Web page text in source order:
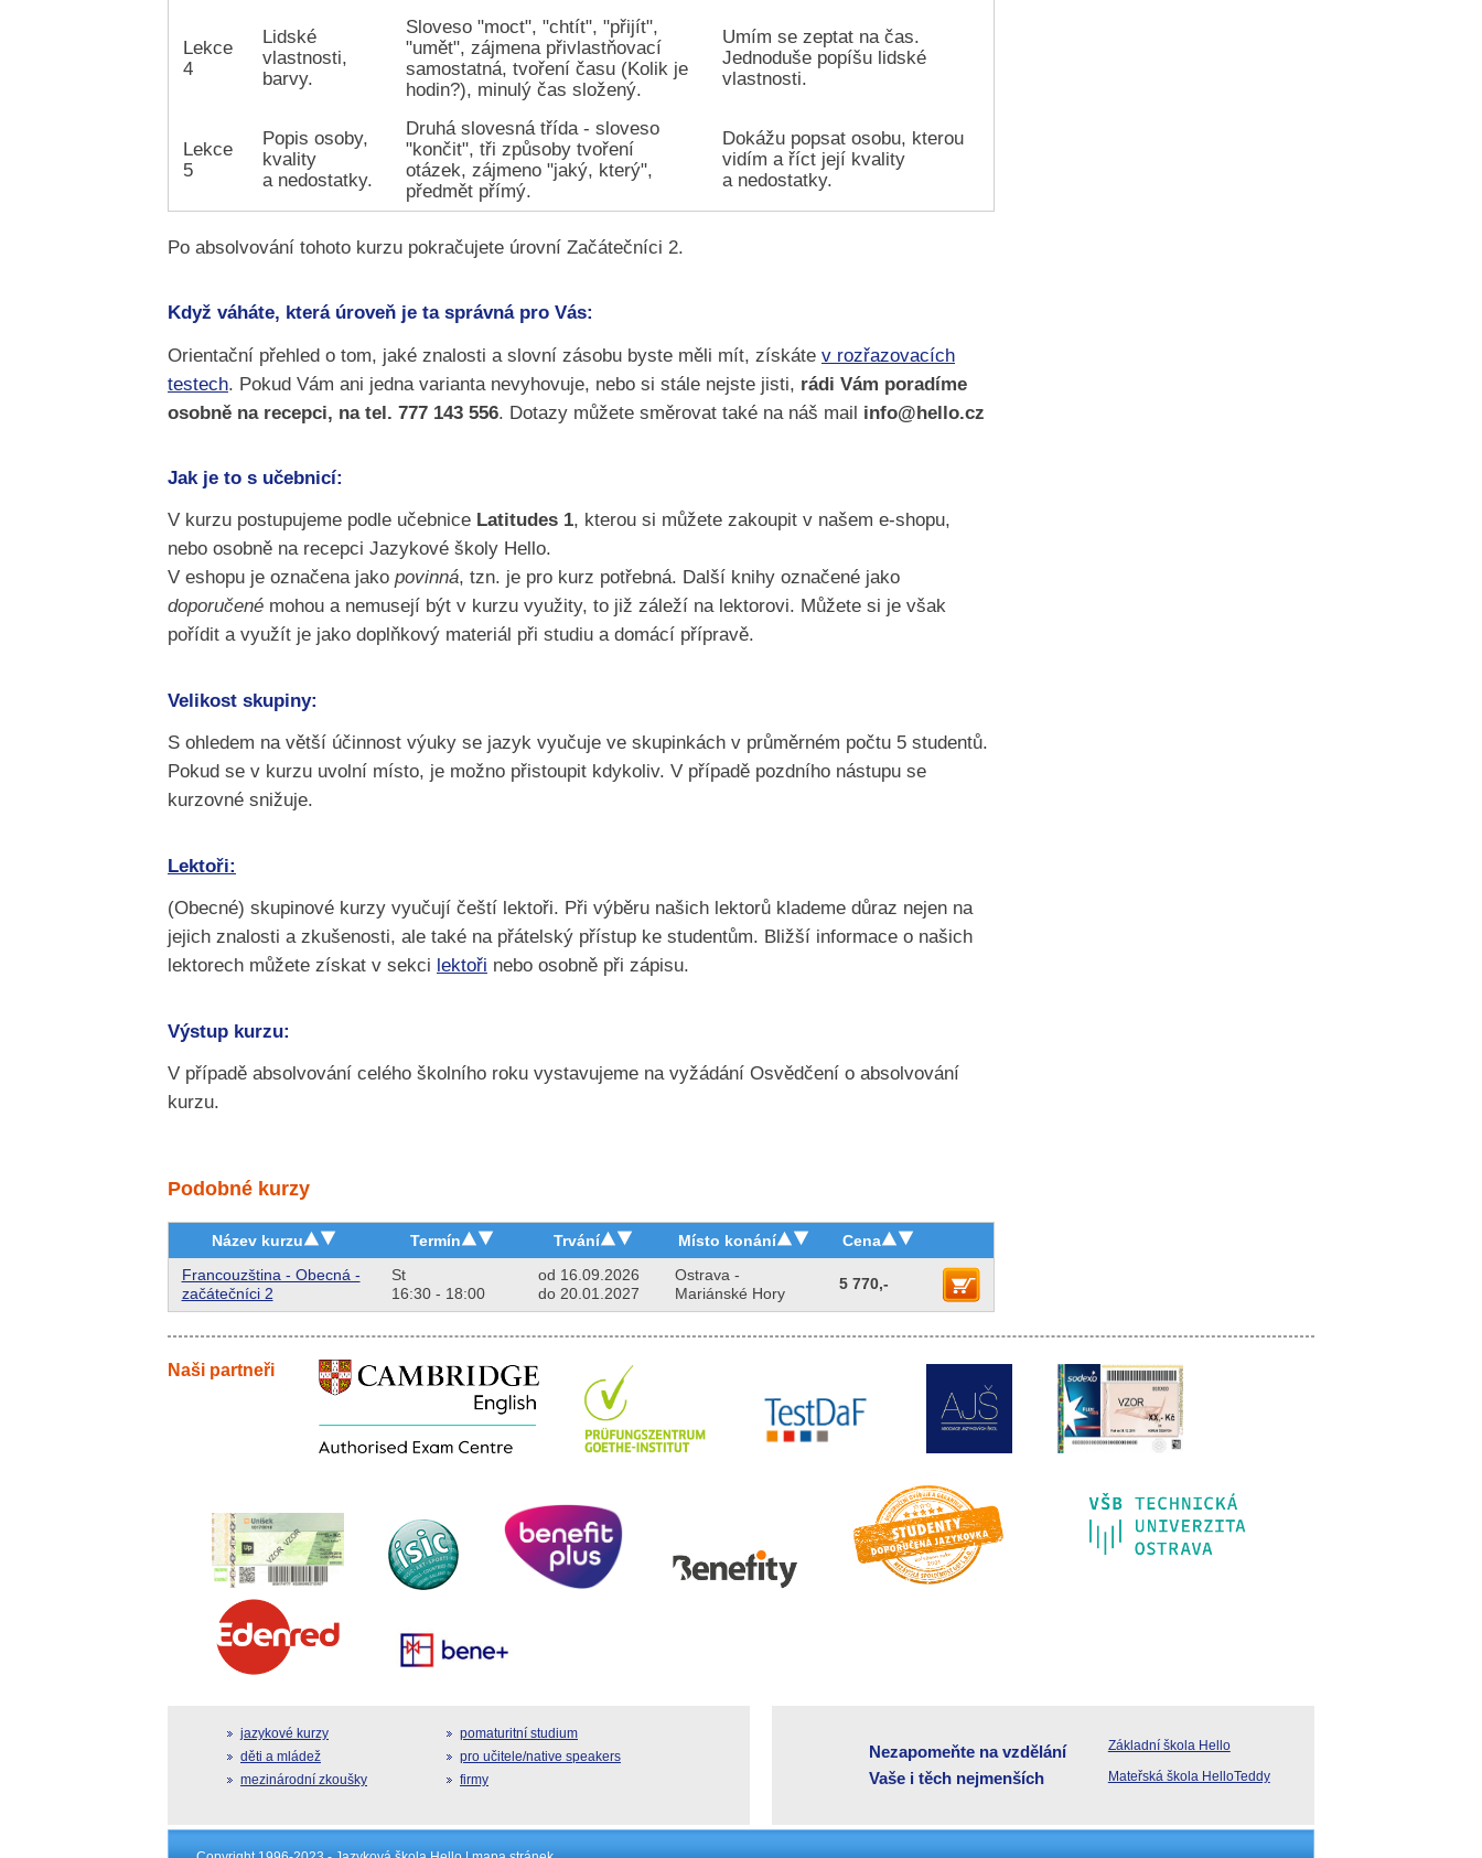
Lekce
4
Lidské
vlastnosti,
barvy.
Sloveso "moct", "chtít", "přijít",
"umět", zájmena přivlastňovací
samostatná, tvoření času (Kolik je
hodin?), minulý čas složený.
Umím se zeptat na čas.
Jednoduše popíšu lidské
vlastnosti.
Lekce
5
Popis osoby,
kvality
a nedostatky.
Druhá slovesná třída - sloveso
"končit", tři způsoby tvoření
otázek, zájmeno "jaký, který",
předmět přímý.
Dokážu popsat osobu, kterou
vidím a říct její kvality
a nedostatky.
Po absolvování tohoto kurzu pokračujete úrovní Začátečníci 2.
Když váháte, která úroveň je ta správná pro Vás:
Orientační přehled o tom, jaké znalosti a slovní zásobu byste měli mít, získáte v rozřazovacích
testech. Pokud Vám ani jedna varianta nevyhovuje, nebo si stále nejste jisti, rádi Vám poradíme
osobně na recepci, na tel. 777 143 556. Dotazy můžete směrovat také na náš mail info@hello.cz
Jak je to s učebnicí:
V kurzu postupujeme podle učebnice Latitudes 1, kterou si můžete zakoupit v našem e-shopu,
nebo osobně na recepci Jazykové školy Hello.
V eshopu je označena jako povinná, tzn. je pro kurz potřebná. Další knihy označené jako
doporučené mohou a nemusejí být v kurzu využity, to již záleží na lektorovi. Můžete si je však
pořídit a využít je jako doplňkový materiál při studiu a domácí přípravě.
Velikost skupiny:
S ohledem na větší účinnost výuky se jazyk vyučuje ve skupinkách v průměrném počtu 5 studentů.
Pokud se v kurzu uvolní místo, je možno přistoupit kdykoliv. V případě pozdního nástupu se
kurzovné snižuje.
Lektoři:
(Obecné) skupinové kurzy vyučují čeští lektoři. Při výběru našich lektorů klademe důraz nejen na
jejich znalosti a zkušenosti, ale také na přátelský přístup ke studentům. Bližší informace o našich
lektorech můžete získat v sekci lektoři nebo osobně při zápisu.
Výstup kurzu:
V případě absolvování celého školního roku vystavujeme na vyžádání Osvědčení o absolvování
kurzu.
Podobné kurzy
Název kurzu Termín Trvání Místo konání
Cena
Francouzština - Obecná -
začátečníci 2
St
16:30 - 18:00
od 16.09.2026
do 20.01.2027
Ostrava -
Mariánské Hory
5 770,-
Naši partneři
jazykové kurzy
děti a mládež
mezinárodní zkoušky
pomaturitní studium
pro učitele/native speakers
firmy
Nezapomeňte na vzdělání
Vaše i těch nejmenších
Základní škola Hello
Mateřská škola HelloTeddy